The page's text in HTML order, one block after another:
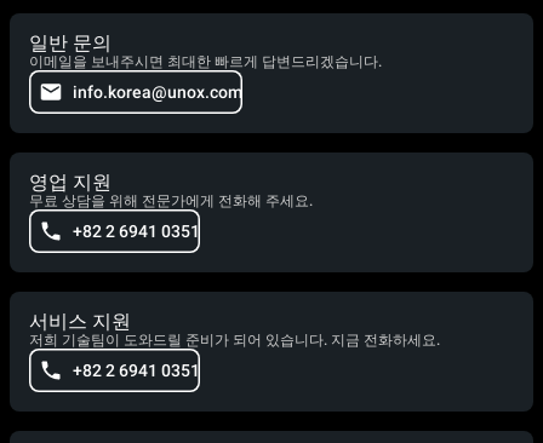
일반 문의
이메일을 보내주시면 최대한 빠르게 답변드리겠습니다.
info.korea@unox.com
영업 지원
무료 상담을 위해 전문가에게 전화해 주세요.
+82 2 6941 0351
서비스 지원
저희 기술팀이 도와드릴 준비가 되어 있습니다. 지금 전화하세요.
+82 2 6941 0351